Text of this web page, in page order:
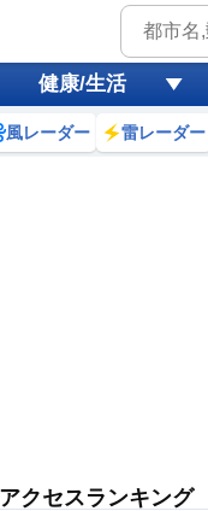
健康/生活
風レーダー 雷レーダー
アクセスランキング